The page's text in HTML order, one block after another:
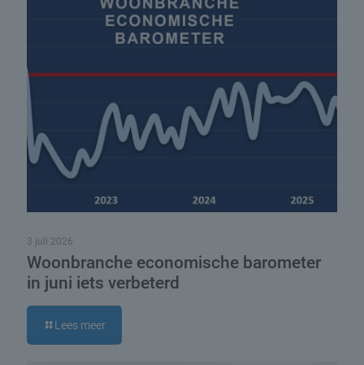
3 juli 2026
Woonbranche economische barometer
in juni iets verbeterd
Lees meer